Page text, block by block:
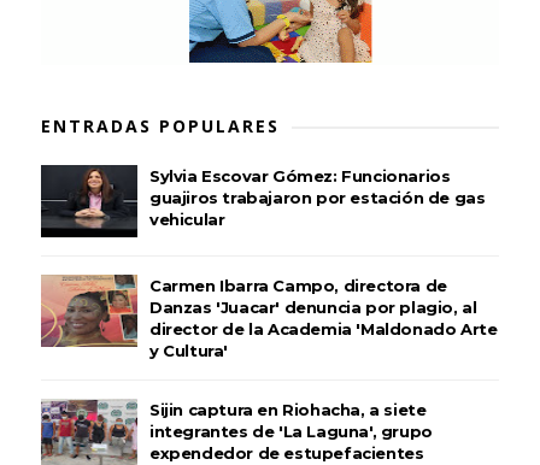
ENTRADAS POPULARES
Sylvia Escovar Gómez: Funcionarios
guajiros trabajaron por estación de gas
vehicular
Carmen Ibarra Campo, directora de
Danzas 'Juacar' denuncia por plagio, al
director de la Academia 'Maldonado Arte
y Cultura'
Sijin captura en Riohacha, a siete
integrantes de 'La Laguna', grupo
expendedor de estupefacientes